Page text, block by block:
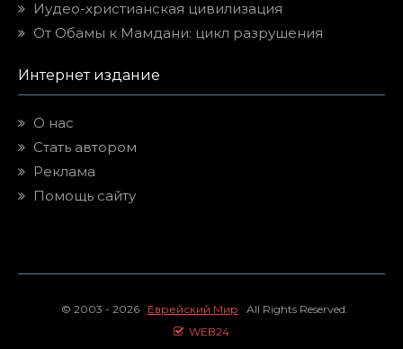
Иудео-христианская цивилизация
От Обамы к Мамдани: цикл разрушения
Интернет издание
О нас
Стать автором
Реклама
Помощь сайту
© 2003 - 2026 Еврейский Мир All Rights Reserved.
WEB24